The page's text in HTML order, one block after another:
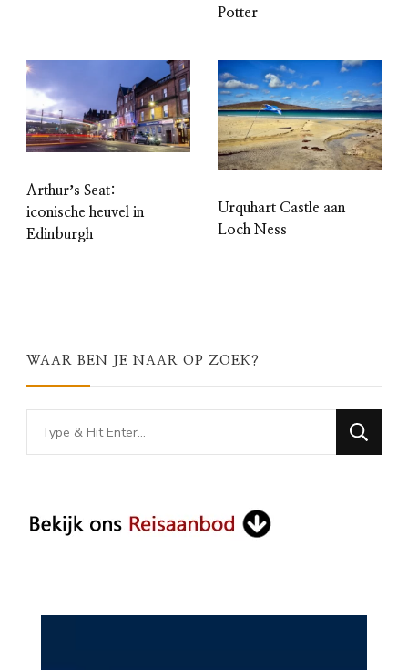
Potter
Arthurʼs Seat:
iconische heuvel in
Edinburgh
Urquhart Castle aan
Loch Ness
WAAR BEN JE NAAR OP ZOEK?
Looking
for